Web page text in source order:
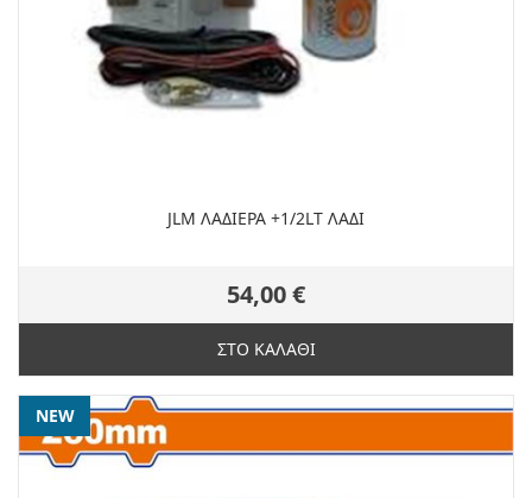
JLM ΛΑΔΙΕΡΑ +1/2LT ΛΑΔΙ
54,00 €
ΣΤΟ ΚΑΛΑΘΙ
NEW